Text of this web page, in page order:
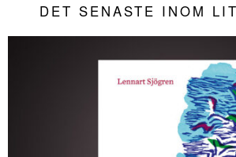
DET SENASTE INOM